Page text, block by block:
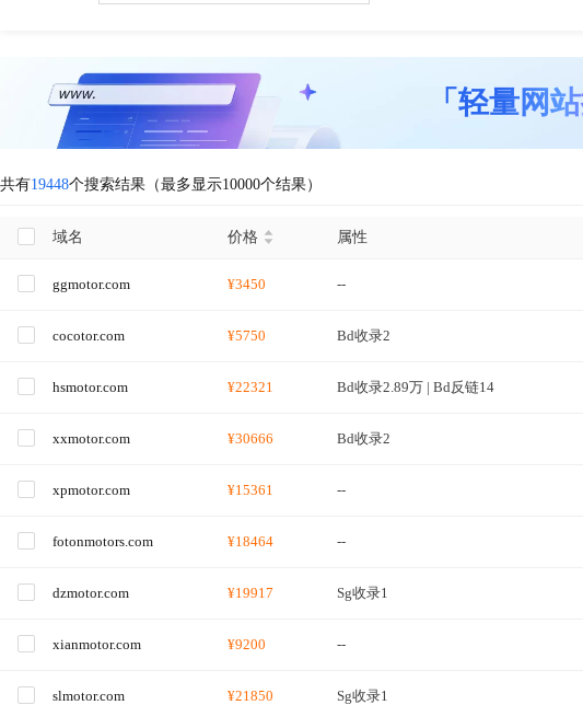
「轻量网
共有19448个搜索结果（最多显示10000个结果）
域名 价格 属性
ggmotor.com ¥3450 --
cocotor.com ¥5750 Bd收录2
hsmotor.com ¥22321 Bd收录2.89万 | Bd反链14
xxmotor.com ¥30666 Bd收录2
xpmotor.com ¥15361 --
fotonmotors.com ¥18464 --
dzmotor.com ¥19917 Sg收录1
xianmotor.com ¥9200 --
slmotor.com ¥21850 Sg收录1